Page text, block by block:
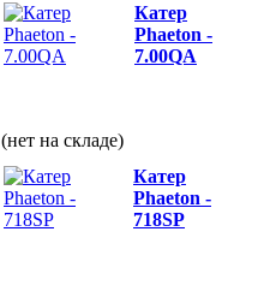
Катер
Phaeton -
7.00QА
(нет на складе)
Катер
Phaeton -
718SP